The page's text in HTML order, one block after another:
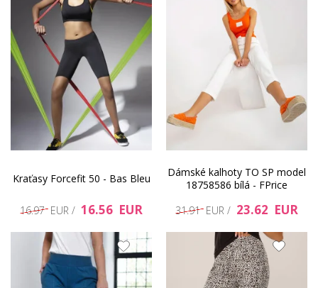
Kraťasy Forcefit 50 - Bas Bleu
16.97 EUR / 16.56 EUR
Dámské kalhoty TO SP model
18758586 bílá - FPrice
31.91 EUR / 23.62 EUR